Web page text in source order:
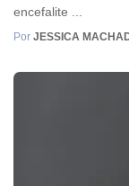
encefalite ...
Por JESSICA